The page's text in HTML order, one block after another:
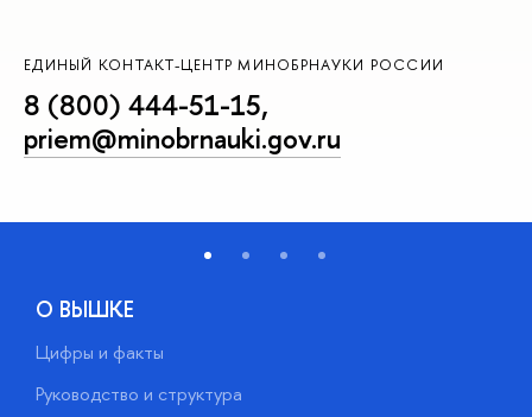
ЕДИНЫЙ КОНТАКТ-ЦЕНТР МИНОБРНАУКИ РОССИИ
8 (800) 444-51-15,
priem@minobrnauki.gov.ru
О ВЫШКЕ
Цифры и факты
Руководство и структура